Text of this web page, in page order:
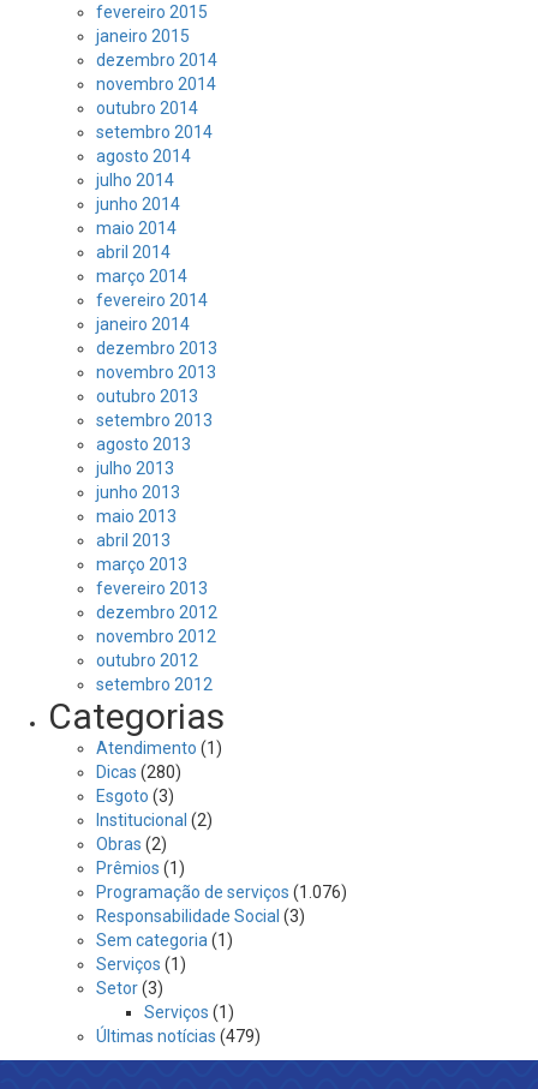
fevereiro 2015
janeiro 2015
dezembro 2014
novembro 2014
outubro 2014
setembro 2014
agosto 2014
julho 2014
junho 2014
maio 2014
abril 2014
março 2014
fevereiro 2014
janeiro 2014
dezembro 2013
novembro 2013
outubro 2013
setembro 2013
agosto 2013
julho 2013
junho 2013
maio 2013
abril 2013
março 2013
fevereiro 2013
dezembro 2012
novembro 2012
outubro 2012
setembro 2012
Categorias
Atendimento (1)
Dicas (280)
Esgoto (3)
Institucional (2)
Obras (2)
Prêmios (1)
Programação de serviços (1.076)
Responsabilidade Social (3)
Sem categoria (1)
Serviços (1)
Setor(3)
Serviços (1)
Últimas notícias (479)